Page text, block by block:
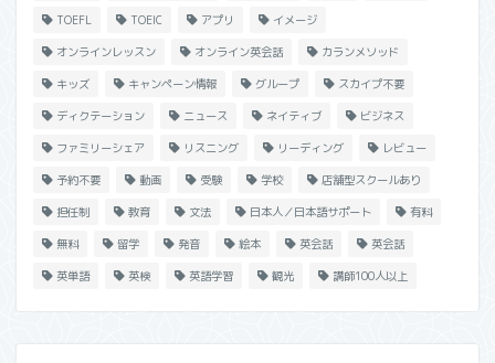
TOEFL TOEIC アプリ イメージ
オンラインレッスン オンライン英会話 カランメソッド
キッズ キャンペーン情報 グループ スカイプ不要
ディクテーション ニュース ネイティブ ビジネス
ファミリーシェア リスニング リーディング レビュー
予約不要 動画 受験 学校 店舗型スクールあり
担任制 教育 文法 日本人／日本語サポート 有料
無料 留学 発音 絵本 英会話 英会話
英単語 英検 英語学習 観光 講師100人以上